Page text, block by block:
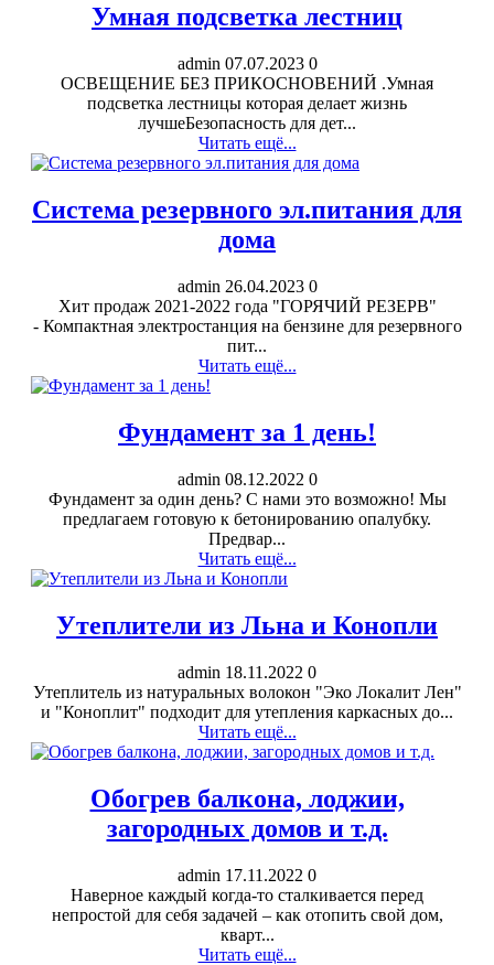
Умная подсветка лестниц
admin 07.07.2023 0
ОСВЕЩЕНИЕ БЕЗ ПРИКОСНОВЕНИЙ .Умная
подсветка лестницы которая делает жизнь
лучшеБезопасность для дет...
Читать ещё...
Система резервного эл.питания для
дома
admin 26.04.2023 0
Хит продаж 2021-2022 года "ГОРЯЧИЙ РЕЗЕРВ"
- Компактная электростанция на бензине для резервного
пит...
Читать ещё...
Фундамент за 1 день!
admin 08.12.2022 0
Фундамент за один день? С нами это возможно! Мы
предлагаем готовую к бетонированию опалубку.
Предвар...
Читать ещё...
Утеплители из Льна и Конопли
admin 18.11.2022 0
Утеплитель из натуральных волокон "Эко Локалит Лен"
и "Коноплит" подходит для утепления каркасных до...
Читать ещё...
Обогрев балкона, лоджии,
загородных домов и т.д.
admin 17.11.2022 0
Наверное каждый когда-то сталкивается перед
непростой для себя задачей – как отопить свой дом,
кварт...
Читать ещё...